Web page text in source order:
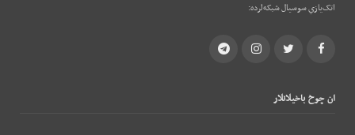
اتک‌يازي سوسيال شبکه‌لرده:
Facebook
Twitter
Instagram
Telegram
ان چوخ باخيلانلار